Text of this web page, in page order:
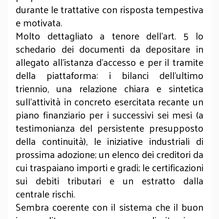
durante le trattative con risposta tempestiva
e motivata.
Molto dettagliato a tenore dell’art. 5 lo
schedario dei documenti da depositare in
allegato all’istanza d’accesso e per il tramite
della piattaforma: i bilanci dell’ultimo
triennio, una relazione chiara e sintetica
sull’attività in concreto esercitata recante un
piano finanziario per i successivi sei mesi (a
testimonianza del persistente presupposto
della continuità), le iniziative industriali di
prossima adozione; un elenco dei creditori da
cui traspaiano importi e gradi; le certificazioni
sui debiti tributari e un estratto dalla
centrale rischi.
Sembra coerente con il sistema che il buon